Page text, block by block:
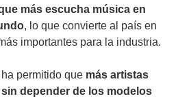
más escucha música en
, lo que convierte al país en
importantes para la industria.
permitido que más artistas
depender de los modelos